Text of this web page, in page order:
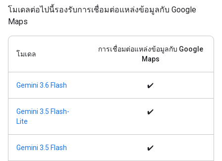
โมเดลต่อไปนี้รองรับการเชื่อมต่อแหล่งข้อมูลกับ Google
Maps
โมเดล
การเชื่อมต่อแหล่งข้อมูลกับ Google
Maps
Gemini 3.6 Flash ✔️
Gemini 3.5 Flash-
Lite
✔️
Gemini 3.5 Flash ✔️